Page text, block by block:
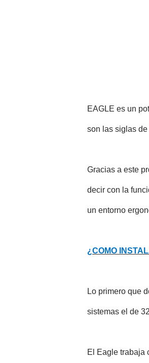
EAGLE es un
son las siglas
Gracias a este
decir con la
un entorno
¿COMO
Lo primero que
sistemas el de
El Eagle trabaja